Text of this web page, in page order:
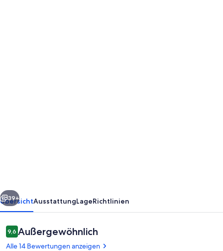
Weiter
39+
ÜbersichtAusstattungLageRichtlinien
Bewertungen
9,69,6 von 10.
Außergewöhnlich
Alle 14 Bewertungen anzeigen